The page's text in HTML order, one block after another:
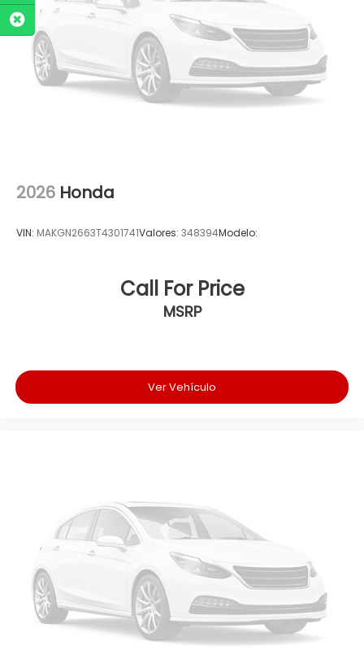
2026 Honda
VIN: MAKGN2663T4301741Valores: 348394Modelo:
Call For Price
MSRP
Ver Vehículo